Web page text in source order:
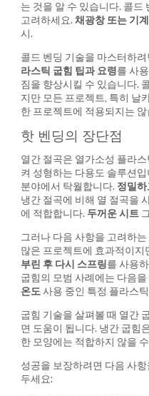
는 것을 알 수 있습니다. 콜드
고려하세요. 채광창 또는 기
시.
콜드 벤딩 기술을 마스터하
라스틱 굽힘 팁과 요령를 사
짐을 향상시킬 수 있습니다.
지만 모든 프로젝트, 특히 날
한 프로젝트에 적용되지는 않
핫 벤딩의 장단점
열간 절곡은 열가소성 플라
켜 성형하는 다용도 솔루션
분야에서 탁월합니다. 정밀
냉간 절곡에 비해 열 절곡을
에 적합합니다. 두꺼운 시트
그러나 다음 사항을 고려하
많은 프로젝트에 효과적이지
부린 후 다시 스프링를 사용
굽힘의 모범 사례에는 다음
온도사용 중인 특정 플라스
굽힘 기술을 살펴볼 때 열간
면 도움이 됩니다. 냉간 굽힘
한 모양에는 적합하지 않을
성공을 보장하려면 다음 사
두세요: